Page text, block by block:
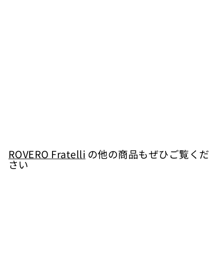
3
ROVERO Fratelli の他の商品もぜひご覧くだ
さい